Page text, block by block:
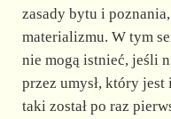
zasady bytu i
materializmu. W tym
nie mogą istnieć, jeśli
przez umysł, który
taki został po raz